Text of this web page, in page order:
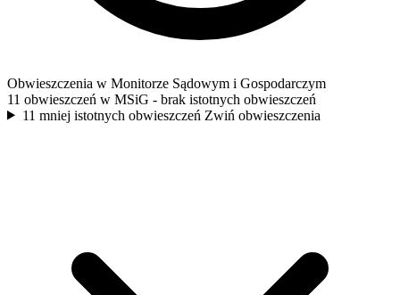
Obwieszczenia w Monitorze Sądowym i Gospodarczym
11 obwieszczeń w MSiG - brak istotnych obwieszczeń
11 mniej istotnych obwieszczeń Zwiń obwieszczenia